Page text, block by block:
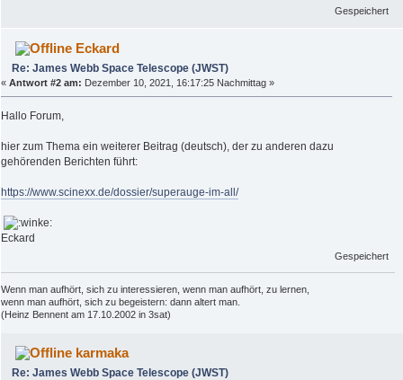
Gespeichert
Eckard
Re: James Webb Space Telescope (JWST)
« Antwort #2 am: Dezember 10, 2021, 16:17:25 Nachmittag »
Hallo Forum,
hier zum Thema ein weiterer Beitrag (deutsch), der zu anderen dazu
gehörenden Berichten führt:
https://www.scinexx.de/dossier/superauge-im-all/
Eckard
Gespeichert
Wenn man aufhört, sich zu interessieren, wenn man aufhört, zu lernen,
wenn man aufhört, sich zu begeistern: dann altert man.
(Heinz Bennent am 17.10.2002 in 3sat)
karmaka
Re: James Webb Space Telescope (JWST)